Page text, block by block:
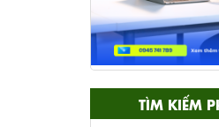
TÌM KIẾM